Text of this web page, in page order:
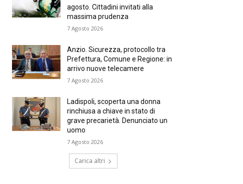
agosto. Cittadini invitati alla
massima prudenza
7 Agosto 2026
Anzio. Sicurezza, protocollo tra
Prefettura, Comune e Regione: in
arrivo nuove telecamere
7 Agosto 2026
Ladispoli, scoperta una donna
rinchiusa a chiave in stato di
grave precarietà. Denunciato un
uomo
7 Agosto 2026
Carica altri